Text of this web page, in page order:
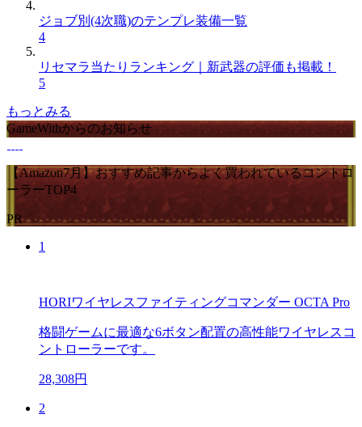
ジョブ別(4次職)のテンプレ装備一覧
4
リセマラ当たりランキング｜新武器の評価も掲載！
5
もっとみる
GameWithからのお知らせ
【Amazon7月】おすすめ記事からよく買われているコントロ
ーラーTOP4
PR
1
HORIワイヤレスファイティングコマンダー OCTA Pro
格闘ゲームに最適な6ボタン配置の高性能ワイヤレスコ
ントローラーです。
28,308円
2